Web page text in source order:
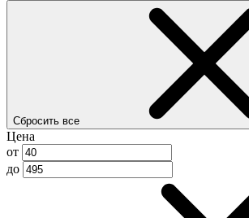
Сбросить все
Цена
от
до